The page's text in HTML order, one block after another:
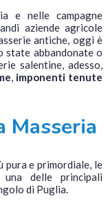
e nelle campagne
aziende agricole
antiche, oggi è
state abbandonate o
salentine, adesso,
, imponenti tenute
Masseria
pura e primordiale, le
una delle principali
di Puglia.